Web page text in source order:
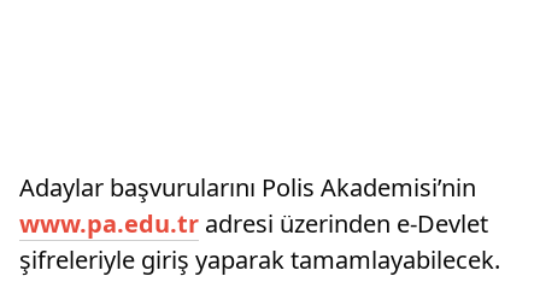
Adaylar başvurularını Polis Akademisi’nin
www.pa.edu.tr adresi üzerinden e-Devlet
şifreleriyle giriş yaparak tamamlayabilecek.